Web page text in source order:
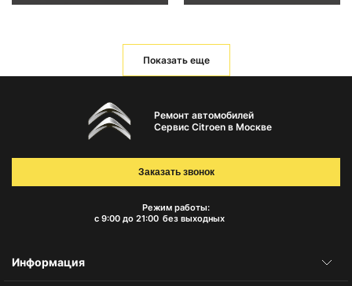
Показать еще
Ремонт автомобилей
Сервис Citroen в Москве
Режим работы:
с 9:00 до 21:00 без выходных
Заказать звонок
Информация